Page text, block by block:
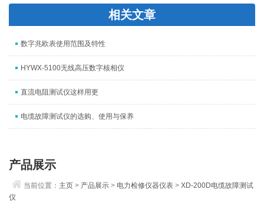
相关文章
数字兆欧表使用范围及特性
HYWX-5100无线高压数字核相仪
直流电阻测试仪这样用更
电缆故障测试仪的选购、使用与保养
产品展示
当前位置： 主页 > 产品展示 > 电力检修仪器仪表 >XD-200D电缆故障测试
仪